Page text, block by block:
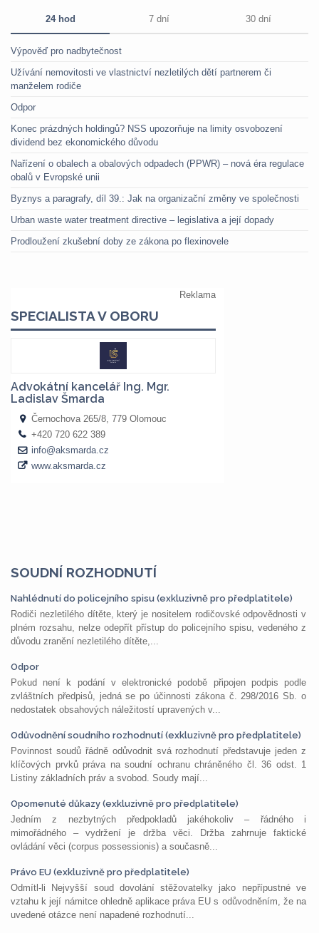
24 hod 7 dní 30 dní
Výpověď pro nadbytečnost
Užívání nemovitosti ve vlastnictví nezletilých dětí partnerem či
manželem rodiče
Odpor
Konec prázdných holdingů? NSS upozorňuje na limity osvobození
dividend bez ekonomického důvodu
Nařízení o obalech a obalových odpadech (PPWR) – nová éra regulace
obalů v Evropské unii
Byznys a paragrafy, díl 39.: Jak na organizační změny ve společnosti
Urban waste water treatment directive – legislativa a její dopady
Prodloužení zkušební doby ze zákona po flexinovele
SOUDNÍ ROZHODNUTÍ
Nahlédnutí do policejního spisu (exkluzivně pro předplatitele)
Rodiči nezletilého dítěte, který je nositelem rodičovské odpovědnosti v
plném rozsahu, nelze odepřít přístup do policejního spisu, vedeného z
důvodu zranění nezletilého dítěte,...
Odpor
Pokud není k podání v elektronické podobě připojen podpis podle
zvláštních předpisů, jedná se po účinnosti zákona č. 298/2016 Sb. o
nedostatek obsahových náležitostí upravených v...
Odůvodnění soudního rozhodnutí (exkluzivně pro předplatitele)
Povinnost soudů řádně odůvodnit svá rozhodnutí představuje jeden z
klíčových prvků práva na soudní ochranu chráněného čl. 36 odst. 1
Listiny základních práv a svobod. Soudy mají...
Opomenuté důkazy (exkluzivně pro předplatitele)
Jedním z nezbytných předpokladů jakéhokoliv – řádného i
mimořádného – vydržení je držba věci. Držba zahrnuje faktické
ovládání věci (corpus possessionis) a současně...
Právo EU (exkluzivně pro předplatitele)
Odmítl-li Nejvyšší soud dovolání stěžovatelky jako nepřípustné ve
vztahu k její námitce ohledně aplikace práva EU s odůvodněním, že na
uvedené otázce není napadené rozhodnutí...